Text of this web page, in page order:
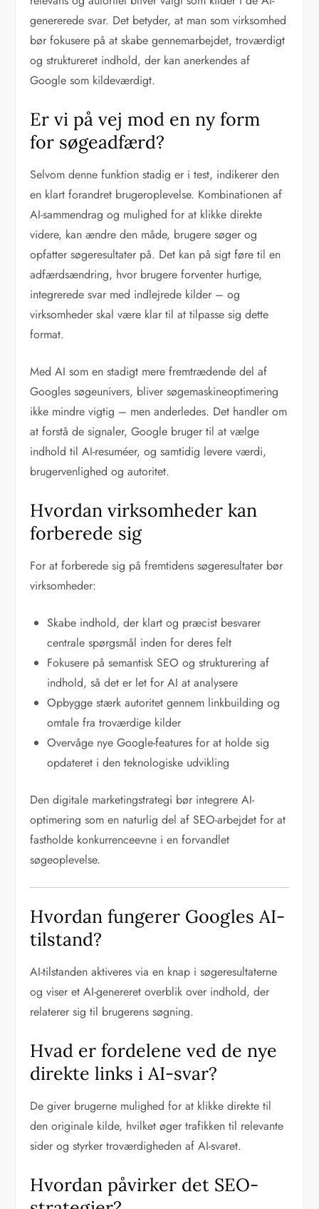
genererede svar. Det betyder, at man som virksomhed
bør fokusere på at skabe gennemarbejdet, troværdigt
og struktureret indhold, der kan anerkendes af
Google som kildeværdigt.
Er vi på vej mod en ny form
for søgeadfærd?
Selvom denne funktion stadig er i test, indikerer den
en klart forandret brugeroplevelse. Kombinationen af
AI-sammendrag og mulighed for at klikke direkte
videre, kan ændre den måde, brugere søger og
opfatter søgeresultater på. Det kan på sigt føre til en
adfærdsændring, hvor brugere forventer hurtige,
integrerede svar med indlejrede kilder – og
virksomheder skal være klar til at tilpasse sig dette
format.
Med AI som en stadigt mere fremtrædende del af
Googles søgeunivers, bliver søgemaskineoptimering
ikke mindre vigtig – men anderledes. Det handler om
at forstå de signaler, Google bruger til at vælge
indhold til AI-resuméer, og samtidig levere værdi,
brugervenlighed og autoritet.
Hvordan virksomheder kan
forberede sig
For at forberede sig på fremtidens søgeresultater bør
virksomheder:
Skabe indhold, der klart og præcist besvarer
centrale spørgsmål inden for deres felt
Fokusere på semantisk SEO og strukturering af
indhold, så det er let for AI at analysere
Opbygge stærk autoritet gennem linkbuilding og
omtale fra troværdige kilder
Overvåge nye Google-features for at holde sig
opdateret i den teknologiske udvikling
Den digitale marketingstrategi bør integrere AI-
optimering som en naturlig del af SEO-arbejdet for at
fastholde konkurrenceevne i en forvandlet
søgeoplevelse.
Hvordan fungerer Googles AI-
tilstand?
AI-tilstanden aktiveres via en knap i søgeresultaterne
og viser et AI-genereret overblik over indhold, der
relaterer sig til brugerens søgning.
Hvad er fordelene ved de nye
direkte links i AI-svar?
De giver brugerne mulighed for at klikke direkte til
den originale kilde, hvilket øger trafikken til relevante
sider og styrker troværdigheden af AI-svaret.
Hvordan påvirker det SEO-